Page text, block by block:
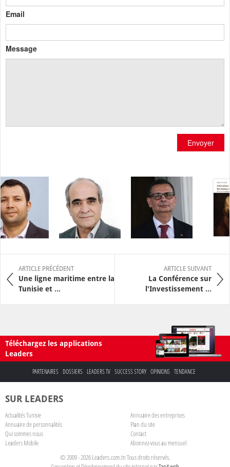
Email
Message
Envoyer
ARTICLE PRÉCÉDENT
Une ligne maritime entre la
Tunisie et ...
ARTICLE SUIVANT
La Conférence sur
l'Investissement ...
Téléchargez les applications
Leaders
PARTENAIRES DOSSIERS LEADERS TV SUCCESS STORY OPINIONS TENDANCE
SUR LEADERS
Actualités Tunisie
Annuaire des entreprises
Annuaire de personnalités
Plan du site
Qui sommes nous
Contact
Leaders Mobile
Abonnez-vous au mensuel
© 2009 - 2026 Leaders.com.tn Tous droits réservés.